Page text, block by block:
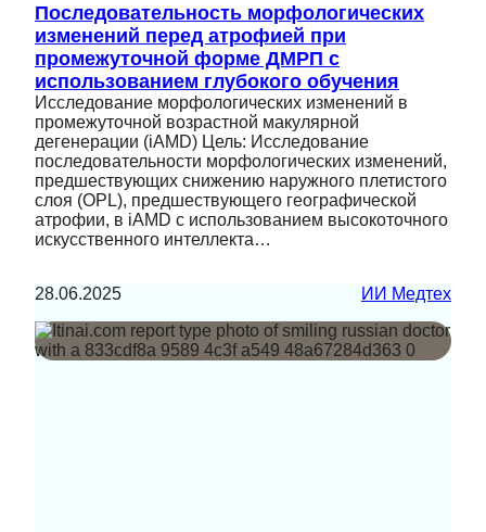
Последовательность морфологических
изменений перед атрофией при
промежуточной форме ДМРП с
использованием глубокого обучения
Исследование морфологических изменений в
промежуточной возрастной макулярной
дегенерации (iAMD) Цель: Исследование
последовательности морфологических изменений,
предшествующих снижению наружного плетистого
слоя (OPL), предшествующего географической
атрофии, в iAMD с использованием высокоточного
искусственного интеллекта…
28.06.2025 ИИ Медтех